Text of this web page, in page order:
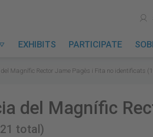
user
 EXHIBITS PARTICIPATE
Magnífic Rector Jame Pagès i Fita no identificats
del Magnífic
total)